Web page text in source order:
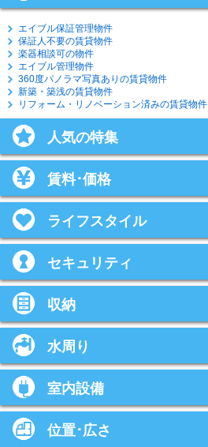
エイブル保証管理物件
保証人不要の賃貸物件
楽器相談可の物件
エイブル管理物件
360度パノラマ写真ありの賃貸物件
新築・築浅の賃貸物件
リフォーム・リノベーション済みの賃貸物件
人気の特集
賃料･価格
ライフスタイル
セキュリティ
収納
水周り
室内設備
位置･広さ